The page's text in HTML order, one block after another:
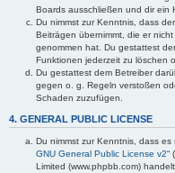
Boards ausschließen und dir ein
Du nimmst zur Kenntnis, dass
Beiträgen übernimmt, die er
genommen hat. Du gestattest
Funktionen jederzeit zu löschen
Du gestattest dem Betreiber
gegen o. g. Regeln verstoßen
Schaden zuzufügen.
4. GENERAL PUBLIC LICENSE
Du nimmst zur Kenntnis, dass es
GNU General Public License v2“
Limited (www.phpbb.com)